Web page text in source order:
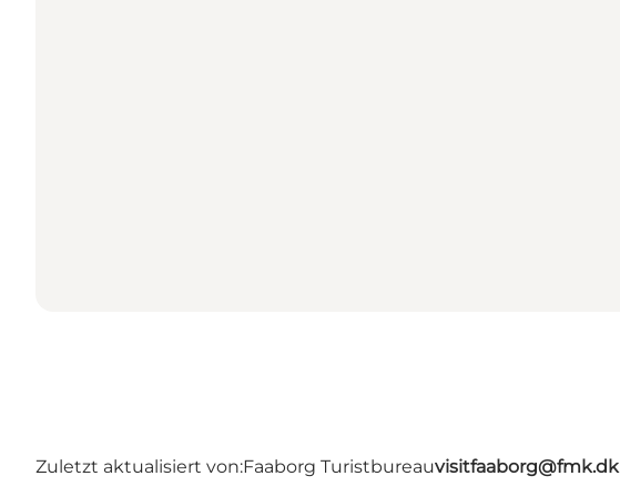
Zuletzt aktualisiert von:Faaborg Turistbureauvisitfaaborg@fmk.dk